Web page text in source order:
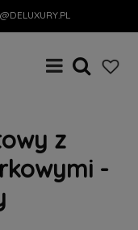
z
-